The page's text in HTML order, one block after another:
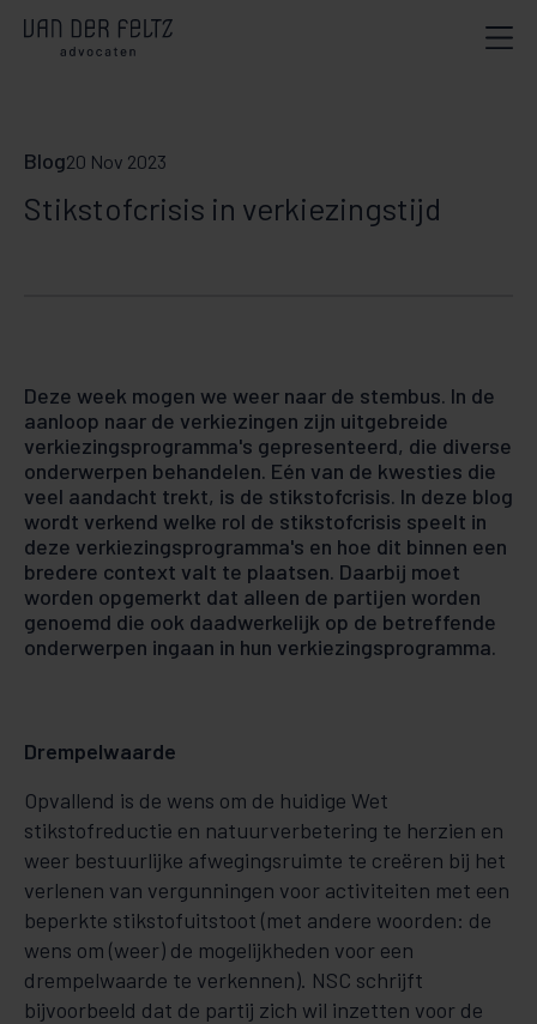
Blog20 Nov 2023
Stikstofcrisis in verkiezingstijd
Deze week mogen we weer naar de stembus. In de
aanloop naar de verkiezingen zijn uitgebreide
verkiezingsprogramma's gepresenteerd, die diverse
onderwerpen behandelen. Eén van de kwesties die
veel aandacht trekt, is de stikstofcrisis. In deze blog
wordt verkend welke rol de stikstofcrisis speelt in
deze verkiezingsprogramma's en hoe dit binnen een
bredere context valt te plaatsen. Daarbij moet
worden opgemerkt dat alleen de partijen worden
genoemd die ook daadwerkelijk op de betreffende
onderwerpen ingaan in hun verkiezingsprogramma.
Drempelwaarde
Opvallend is de wens om de huidige Wet
stikstofreductie en natuurverbetering te herzien en
weer bestuurlijke afwegingsruimte te creëren bij het
verlenen van vergunningen voor activiteiten met een
beperkte stikstofuitstoot (met andere woorden: de
wens om (weer) de mogelijkheden voor een
drempelwaarde te verkennen). NSC schrijft
bijvoorbeeld dat de partij zich wil inzetten voor de